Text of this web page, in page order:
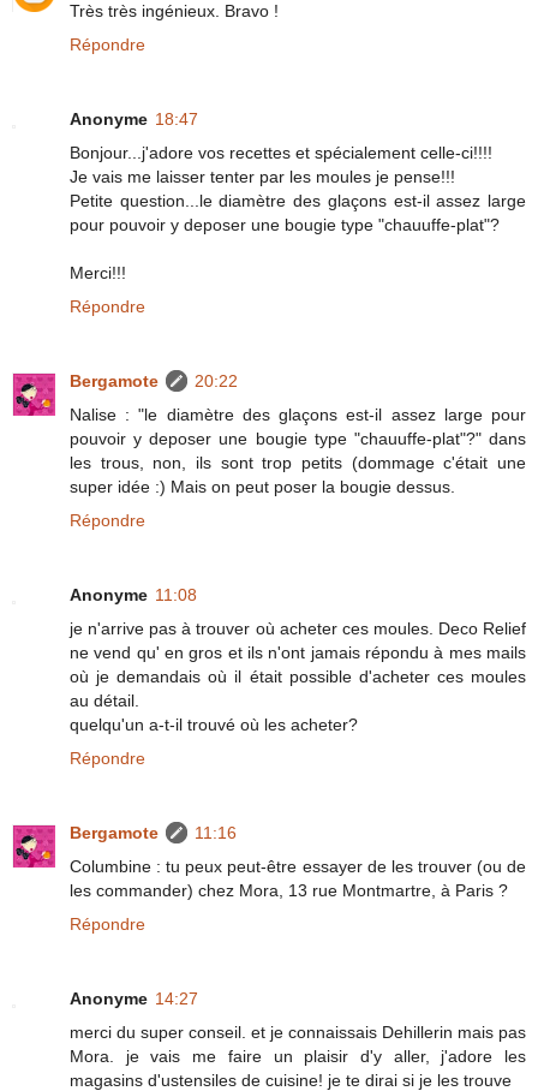
Très très ingénieux. Bravo !
Répondre
Anonyme 18:47
Bonjour...j'adore vos recettes et spécialement celle-ci!!!!
Je vais me laisser tenter par les moules je pense!!!
Petite question...le diamètre des glaçons est-il assez large
pour pouvoir y deposer une bougie type "chauuffe-plat"?
Merci!!!
Répondre
Bergamote
20:22
Nalise : "le diamètre des glaçons est-il assez large pour
pouvoir y deposer une bougie type "chauuffe-plat"?" dans
les trous, non, ils sont trop petits (dommage c'était une
super idée :) Mais on peut poser la bougie dessus.
Répondre
Anonyme 11:08
je n'arrive pas à trouver où acheter ces moules. Deco Relief
ne vend qu' en gros et ils n'ont jamais répondu à mes mails
où je demandais où il était possible d'acheter ces moules
au détail.
quelqu'un a-t-il trouvé où les acheter?
Répondre
Bergamote
11:16
Columbine : tu peux peut-être essayer de les trouver (ou de
les commander) chez Mora, 13 rue Montmartre, à Paris ?
Répondre
Anonyme 14:27
merci du super conseil. et je connaissais Dehillerin mais pas
Mora. je vais me faire un plaisir d'y aller, j'adore les
magasins d'ustensiles de cuisine! je te dirai si je les trouve